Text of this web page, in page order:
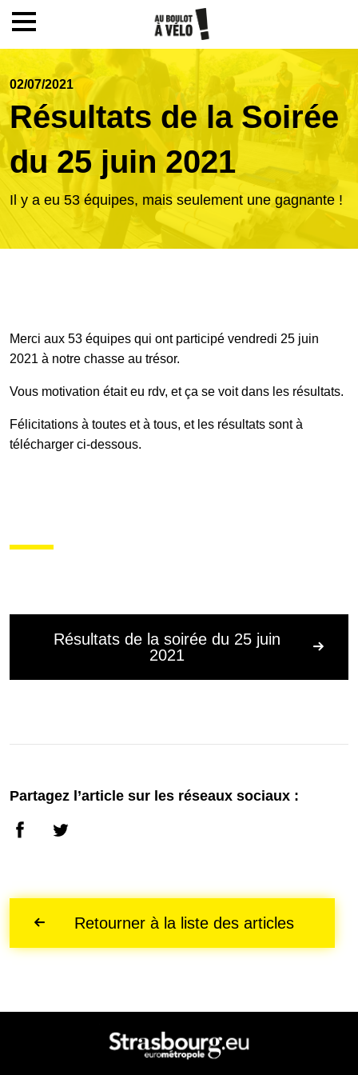
Accueil
Le challenge
Inscription
Actualités
Contact
02/07/2021
Résultats de la Soirée
du 25 juin 2021
Il y a eu 53 équipes, mais seulement une gagnante !
Merci aux 53 équipes qui ont participé vendredi 25 juin
2021 à notre chasse au trésor.
Vous motivation était eu rdv, et ça se voit dans les résultats.
Félicitations à toutes et à tous, et les résultats sont à
télécharger ci-dessous.
Résultats de la soirée du 25 juin
2021
Partagez l’article sur les réseaux sociaux :
Retourner à la liste des articles